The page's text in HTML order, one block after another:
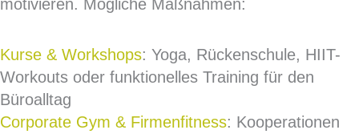
motivieren. Mögliche Maßnahmen:
Kurse & Workshops: Yoga, Rückenschule, HIIT-
Workouts oder funktionelles Training für den
Büroalltag
Corporate Gym & Firmenfitness: Kooperationen